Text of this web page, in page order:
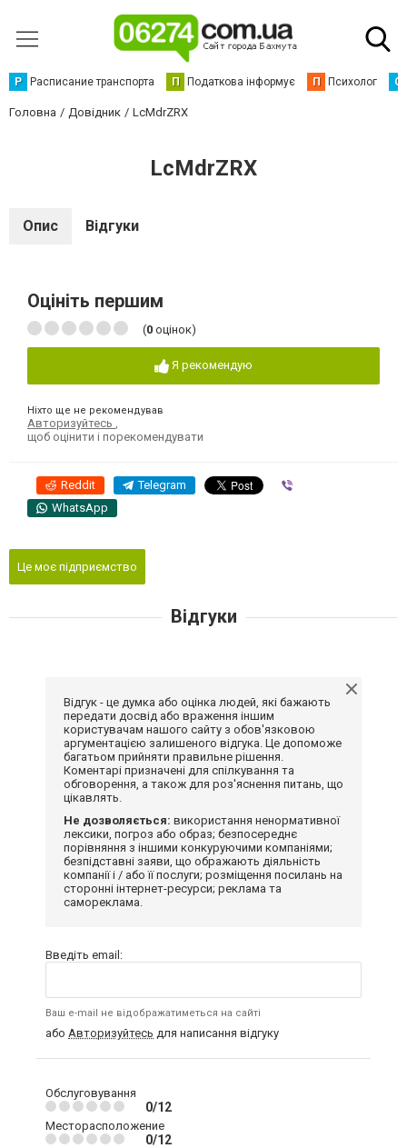
Р Расписание транспорта П Податкова інформує П Психолог С
Головна Довідник LcMdrZRX
LcMdrZRX
Опис Відгуки
Оцініть першим
(0 оцінок)
Я рекомендую
Ніхто ще не рекомендував
Авторизуйтесь
щоб оцінити і порекомендувати
Reddit Telegram
WhatsApp
Це моє підприємство
Відгуки
Відгук - це думка або оцінка людей, які бажають
передати досвід або враження іншим
користувачам нашого сайту з обов'язковою
аргументацією залишеного відгука. Це допоможе
багатьом прийняти правильне рішення.
Коментарі призначені для спілкування та
обговорення, а також для роз'яснення питань, що
цікавлять.
Не дозволяється: використання ненормативної
лексики, погроз або образ; безпосереднє
порівняння з іншими конкуруючими компаніями;
безпідставні заяви, що ображають діяльність
компанії і / або її послуги; розміщення посилань на
сторонні інтернет-ресурси; реклама та
самореклама.
Введіть email:
Ваш e-mail не відображатиметься на сайті
або Авторизуйтесь для написання відгуку
Обслуговування
0/12
Месторасположение
0/12